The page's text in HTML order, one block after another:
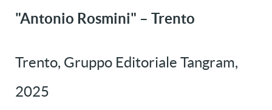
"Antonio Rosmini" – Trento
Trento, Gruppo Editoriale Tangram,
2025